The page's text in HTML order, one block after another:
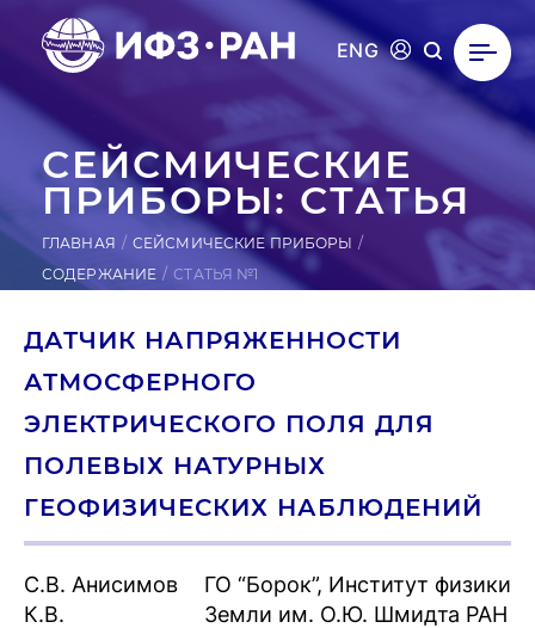
ENG
СЕЙ­СМИ­ЧЕС­КИЕ
ПРИ­БОРЫ: СТАТЬЯ
ГЛАВНАЯ
СЕЙСМИЧЕСКИЕ ПРИБОРЫ
СОДЕРЖАНИЕ
СТАТЬЯ №1
ДАТЧИК НАПРЯЖЕННОСТИ
АТМОСФЕРНОГО
ЭЛЕКТРИЧЕСКОГО ПОЛЯ ДЛЯ
ПОЛЕВЫХ НАТУРНЫХ
ГЕОФИЗИЧЕСКИХ НАБЛЮДЕНИЙ
С.В. Анисимов
К.В.
ГО “Борок”, Институт физики
Земли им. О.Ю. Шмидта РАН